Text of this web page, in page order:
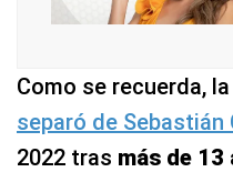
Como se recuerda,
separó de Sebastián
2022 tras más de 13